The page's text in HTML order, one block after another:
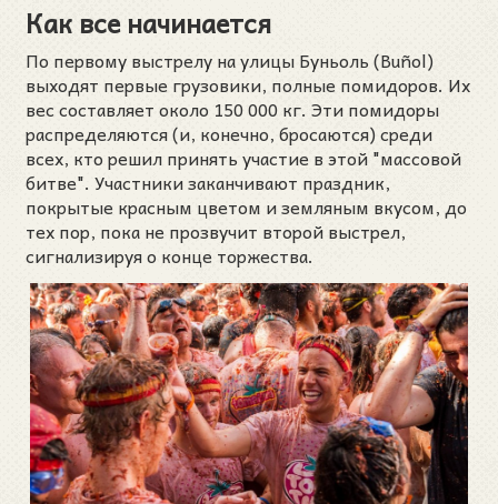
Как все начинается
По первому выстрелу на улицы Буньоль (Buñol)
выходят первые грузовики, полные помидоров. Их
вес составляет около 150 000 кг. Эти помидоры
распределяются (и, конечно, бросаются) среди
всех, кто решил принять участие в этой "массовой
битве". Участники заканчивают праздник,
покрытые красным цветом и земляным вкусом, до
тех пор, пока не прозвучит второй выстрел,
сигнализируя о конце торжества.